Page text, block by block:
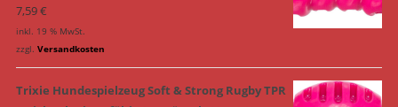
7,59€
inkl. 19 % MwSt.
zzgl. Versandkosten
Trixie Hundespielzeug Soft & Strong Rugby TPR